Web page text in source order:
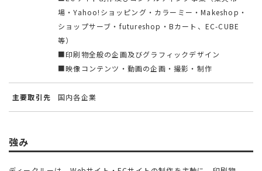
場・Yahoo!ショッピング・カラーミー・Makeshop・
ショップサーブ・futureshop・Bカート、EC-CUBE
等）
■印刷物全般の企画及びグラフィックデザイン
■映像コンテンツ・動画の企画・撮影・制作
主要取引先 国内各企業
強み